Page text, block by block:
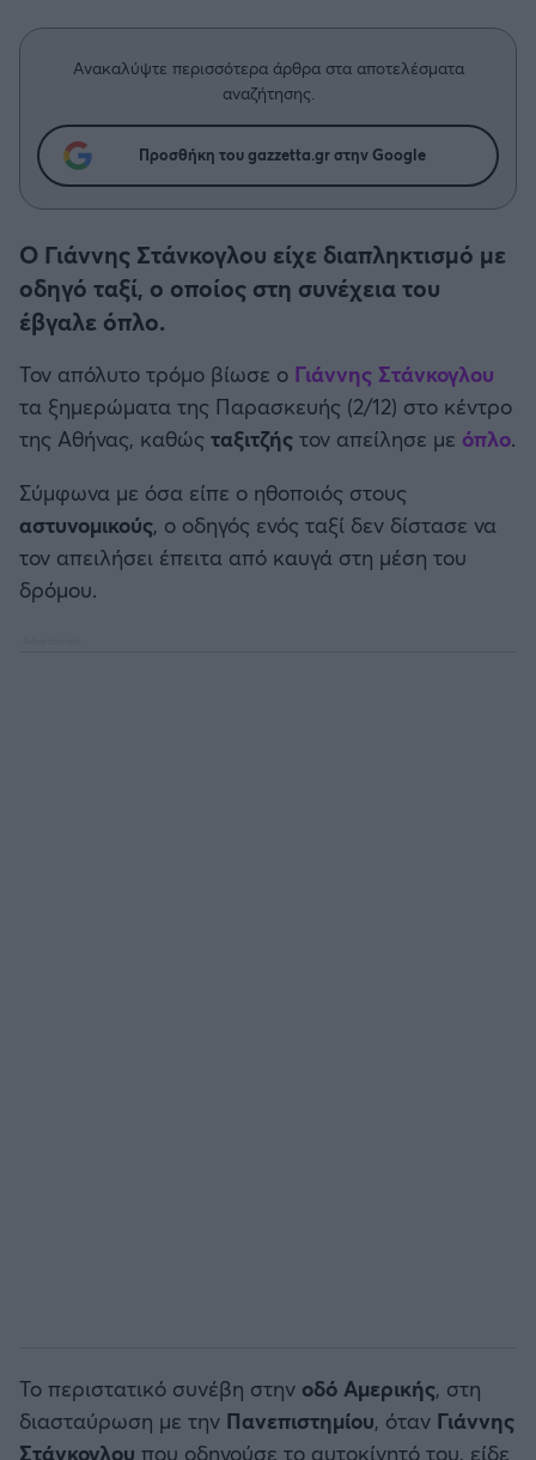
Άρης
ΟΦΗ
Ατρόμητος Αθηνών
Αστέρας Τρίπολης
Παναιτωλικός
Καλαμάτα
Μπάγερν Μονάχου
Μια Ιστορία από την Πόλη
Ανακαλύψτε περισσότερα άρθρα στα αποτελέσματα
αναζήτησης.
Προσθήκη του gazzetta.gr στην Google
Ο Γιάννης Στάνκογλου είχε διαπληκτισμό με
οδηγό ταξί, ο οποίος στη συνέχεια του
έβγαλε όπλο.
Τον απόλυτο τρόμο βίωσε ο Γιάννης Στάνκογλου
τα ξημερώματα της Παρασκευής (2/12) στο κέντρο
της Αθήνας, καθώς ταξιτζής τον απείλησε με όπλο.
Σύμφωνα με όσα είπε ο ηθοποιός στους
αστυνομικούς, ο οδηγός ενός ταξί δεν δίστασε να
τον απειλήσει έπειτα από καυγά στη μέση του
δρόμου.
Το περιστατικό συνέβη στην οδό Αμερικής, στη
διασταύρωση με την Πανεπιστημίου, όταν Γιάννης
Στάνκογλου που οδηγούσε το αυτοκίνητό του, είδε